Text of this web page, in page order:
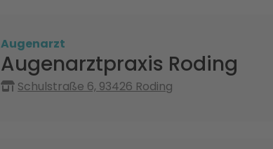
Augenarzt
Augenarztpraxis Roding
Schulstraße 6, 93426 Roding